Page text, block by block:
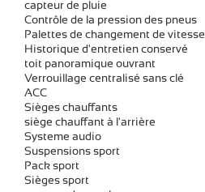
capteur de pluie
Contrôle de la pression des pneus
Palettes de changement de vitesse
Historique d'entretien conservé
toit panoramique ouvrant
Verrouillage centralisé sans clé
ACC
Sièges chauffants
siège chauffant à l'arrière
Systeme audio
Suspensions sport
Pack sport
Sièges sport